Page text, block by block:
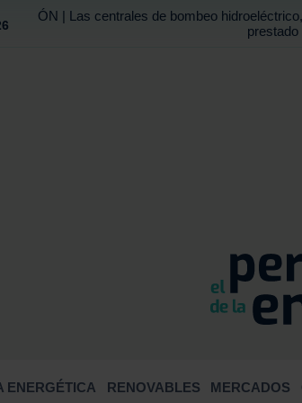
ÓN | Las centrales de bombeo
ENERGÉTICA RENOVABLES MERCADOS